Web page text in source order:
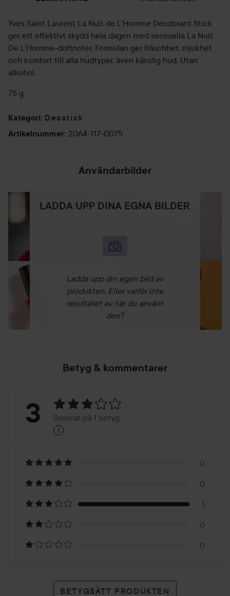
Yves Saint Laurent La Nuit de L'Homme Deodorant Stick
ger ett effektivt skydd hela dagen med sensuella La Nuit
De L’Homme-doftnoter. Formulan ger fräschhet, mjukhet
och komfort till alla hudtyper, även känslig hud. Utan
alkohol.
75 g
Kategori: Deostick
Artikelnummer: 2064-117-0075
Användarbilder
LADDA UPP DINA EGNA BILDER
Ladda upp din egen bild av
produkten. Eller varför inte
resultatet av när du använt
den?
Betyg & kommentarer
Betyg:
Baserat
på
1
betyg
3 Baserat på 1 betyg
i
0
0
1
0
0
BETYGSÄTT PRODUKTEN